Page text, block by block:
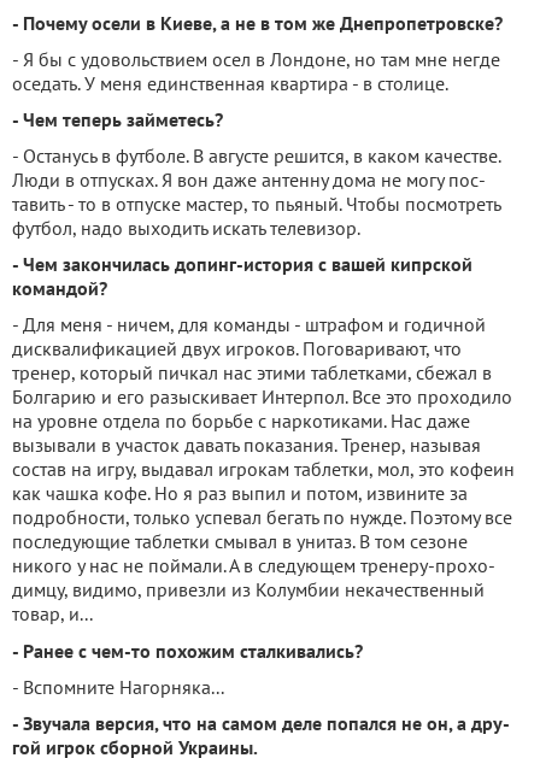
- Почему осели в Киеве, а не в том же Днепропетровске?
- Я бы с удовольствием осел в Лондоне, но там мне негде
оседать. У меня единственная квартира - в столице.
- Чем теперь займетесь?
- Останусь в футболе. В августе решится, в каком качес­тве.
Люди в отпусках. Я вон даже антенну дома не могу пос­
тавить - то в отпуске мастер, то пьяный. Чтобы посмотреть
футбол, надо выходить искать телевизор.
- Чем закончилась допинг-история с вашей кипрской
командой?
- Для меня - ничем, для команды - штрафом и годич­ной
дисквалификацией двух игроков. Поговаривают, что
тренер, который пичкал нас этими таблетками, сбежал в
Болгарию и его разыскивает Интерпол. Все это проходи­ло
на уровне отдела по борь­бе с наркотиками. Нас даже
вызывали в участок давать показания. Тренер, называя
состав на игру, выдавал игрокам таблетки, мол, это кофе­ин
как чашка кофе. Но я раз выпил и потом, извините за
подробности, только успевал бегать по нужде. Поэтому все
последующие таблетки смы­вал в унитаз. В том сезоне
никого у нас не поймали. А в следующем тренеру-прохо­
димцу, видимо, привезли из Колумбии некачественный
товар, и...
- Ранее с чем-то похожим сталкивались?
- Вспомните Нагорняка...
- Звучала версия, что на самом деле попался не он, а дру­
гой игрок сборной Украины.